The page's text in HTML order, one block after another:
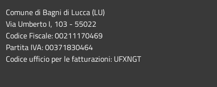
Comune di Bagni di Lucca (LU)
Via Umberto I, 103 - 55022
Codice Fiscale: 00211170469
Partita IVA: 00371830464
Codice ufficio per le fatturazioni: UFXNGT